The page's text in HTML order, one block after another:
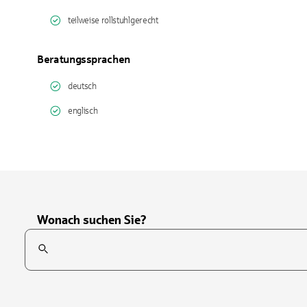
teilweise rollstuhlgerecht
Beratungssprachen
deutsch
englisch
Wonach suchen Sie?
Suchfeld